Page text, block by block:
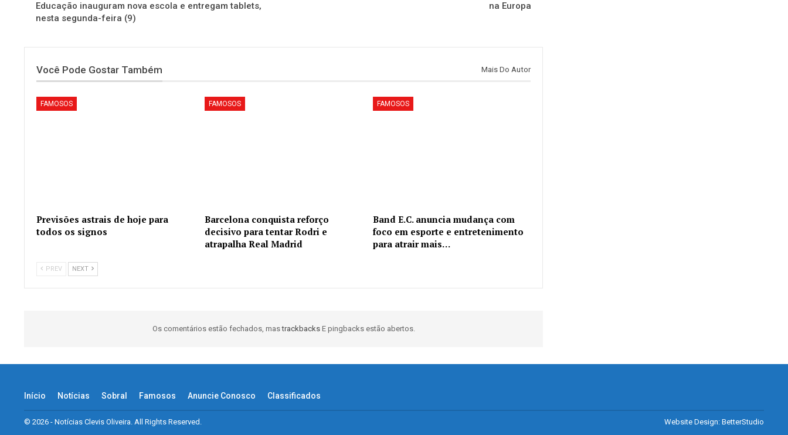
Educação inauguram nova escola e entregam tablets,
nesta segunda-feira (9)
na Europa
Você Pode Gostar Também Mais Do Autor
FAMOSOS
Previsões astrais de hoje para
todos os signos
FAMOSOS
Barcelona conquista reforço
decisivo para tentar Rodri e
atrapalha Real Madrid
FAMOSOS
Band E.C. anuncia mudança com
foco em esporte e entretenimento
para atrair mais…
PREV NEXT
Os comentários estão fechados, mastrackbacks E pingbacks estão abertos.
Início Notícias Sobral Famosos Anuncie Conosco Classificados
© 2026 - Notícias Clevis Oliveira. All Rights Reserved. Website Design: BetterStudio